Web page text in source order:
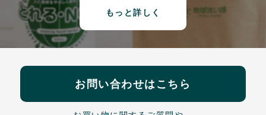
もっと詳しく
お問い合わせはこちら